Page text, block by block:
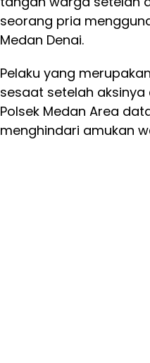
seorang pria
Medan Denai.
Pelaku yang
sesaat setelah
Polsek Medan Area
menghindari amukan